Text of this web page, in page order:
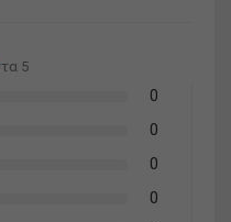
5
0
0
0
0